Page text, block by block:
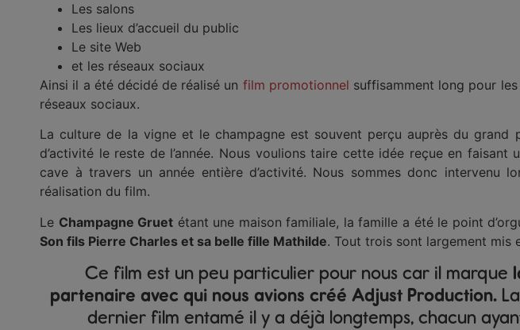
Les salons
Les lieux d’accueil du public
Le site Web
et les réseaux sociaux
Ainsi il a été décidé de réalisé un film promotionnel suffisamment long pour
réseaux sociaux.
La culture de la vigne et le champagne est souvent perçu auprès du grand
d’activité le reste de l’année. Nous voulions taire cette idée reçue en
cave à travers un année entière d’activité. Nous sommes donc intervenu
réalisation du film.
Le Champagne Gruet étant une maison familiale, la famille a été le point
Son fils Pierre Charles et sa belle fille Mathilde. Tout trois sont largement mis
Ce film est un peu particulier pour nous car il marque
partenaire avec qui nous avions créé Adjust Production.
dernier film entamé il y a déjà longtemps, chacun